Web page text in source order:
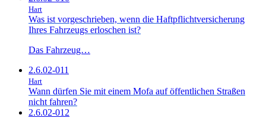
Hart
Was ist vorgeschrieben, wenn die Haftpflichtversicherung
Ihres Fahrzeugs erloschen ist?
Das Fahrzeug…
2.6.02-011
Hart
Wann dürfen Sie mit einem Mofa auf öffentlichen Straßen
nicht fahren?
2.6.02-012